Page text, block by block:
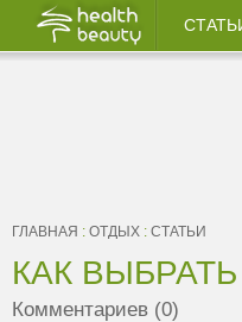
ГЛАВНАЯ : ОТДЫХ : СТАТЬИ
КАК
Комментариев (0)